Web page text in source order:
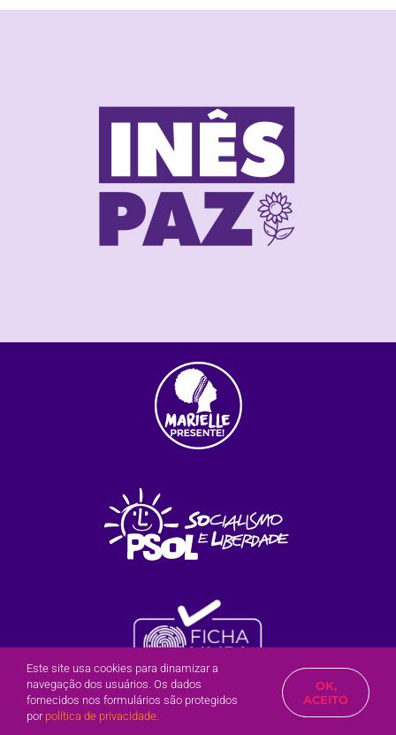
2022 | Inês Paz do PSOL / Mogi das Cruzes – SP
Olá? Posso te ajudar?
Este site usa cookies para dinamizar a
navegação dos usuários. Os dados
fornecidos nos formulários são protegidos
por política de privacidade.
OK,
ACEITO